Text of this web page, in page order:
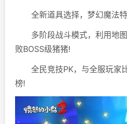
全新道具选择，梦幻魔法
多阶段战斗模式，利用地图
败BOSS级猪猪!
全民竞技PK，与全服玩家
榜!